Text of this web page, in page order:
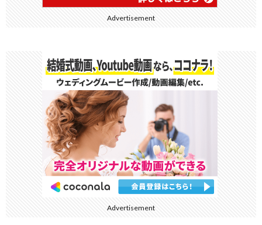
Advertisement
Advertisement